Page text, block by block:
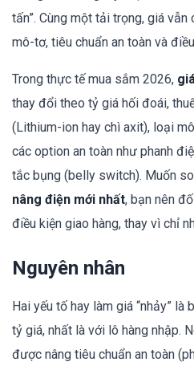
tấn”. Cùng một tải trọng, giá
mô-tơ, tiêu chuẩn an toàn và
Trong thực tế mua sắm 2026,
thay đổi theo tỷ giá hối đoái,
(Lithium-ion hay chì axit), loại
các option an toàn như phanh
tắc bụng (belly switch). Muốn
nâng điện mới nhất, bạn nên
điều kiện giao hàng, thay vì chỉ
Nguyên nhân
Hai yếu tố hay làm giá “nhảy”
tỷ giá, nhất là với lô hàng nhập.
được nâng tiêu chuẩn an toàn